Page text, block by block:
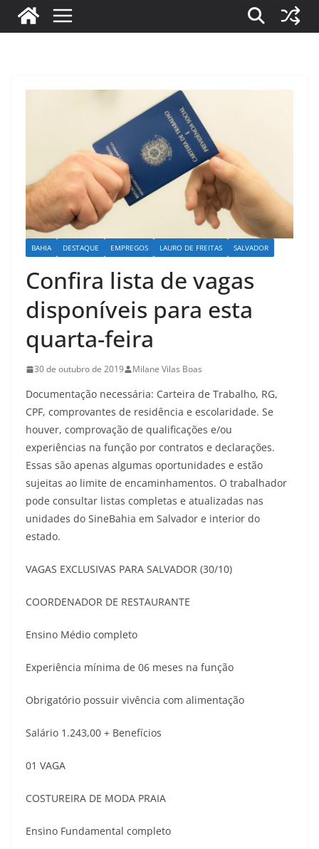
BAHIA DESTAQUE EMPREGOS LAURO DE FREITAS SALVADOR
Confira lista de vagas
disponíveis para esta
quarta-feira
30 de outubro de 2019 Milane Vilas Boas
Documentação necessária: Carteira de Trabalho, RG,
CPF, comprovantes de residência e escolaridade. Se
houver, comprovação de qualificações e/ou
experiências na função por contratos e declarações.
Essas são apenas algumas oportunidades e estão
sujeitas ao limite de encaminhamentos. O trabalhador
pode consultar listas completas e atualizadas nas
unidades do SineBahia em Salvador e interior do
estado.
VAGAS EXCLUSIVAS PARA SALVADOR (30/10)
COORDENADOR DE RESTAURANTE
Ensino Médio completo
Experiência mínima de 06 meses na função
Obrigatório possuir vivência com alimentação
Salário 1.243,00 + Benefícios
01 VAGA
COSTUREIRA DE MODA PRAIA
Ensino Fundamental completo